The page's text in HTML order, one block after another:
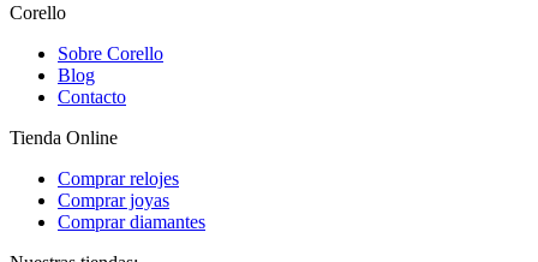
Corello
Sobre Corello
Blog
Contacto
Tienda Online
Comprar relojes
Comprar joyas
Comprar diamantes